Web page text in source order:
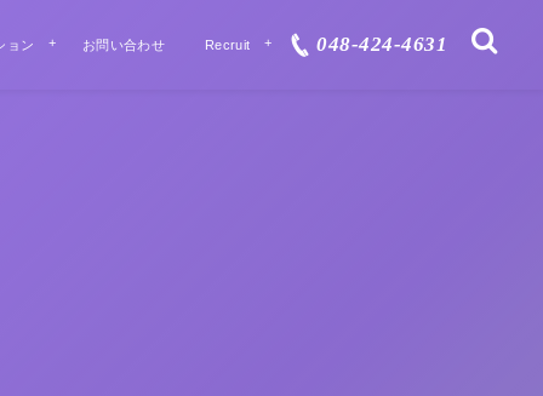
ョン お問い合わせ Recruit 048-424-4631